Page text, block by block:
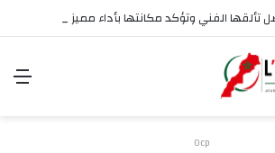
Ocp